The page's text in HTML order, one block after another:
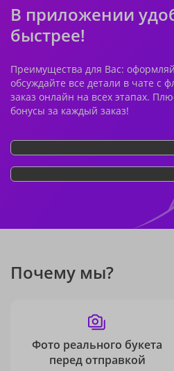
В приложении
быстрее!
Преимущества для Вас:
обсуждайте все детали в чате с
заказ онлайн на всех этапах.
бонусы за каждый заказ!
Почему мы?
Фото реального букета
перед отправкой